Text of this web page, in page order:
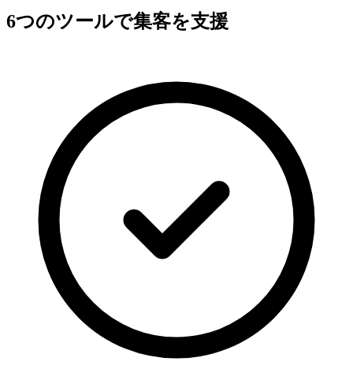
6つのツールで集客を支援